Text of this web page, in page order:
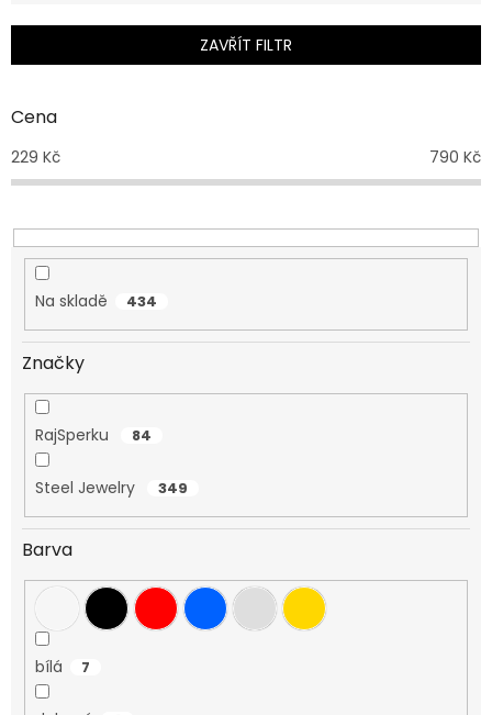
í
r
d
k
t
ZAVŘÍT FILTR
Cena
229 Kč 790 Kč
Na skladě 434
Značky
RajSperku 84
Steel Jewelry 349
Barva
bílá 7